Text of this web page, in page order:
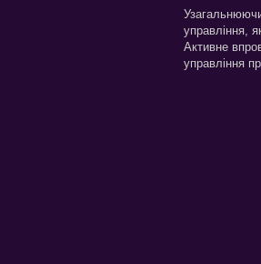
управління,
Активне
управління